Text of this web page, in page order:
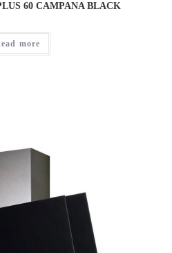
60 CAMPANA BLACK
more